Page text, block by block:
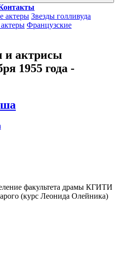
актеры Звезды голливуда
Французские
и актрисы
1955 года -
факультета драмы КГИТИ
(курс Леонида Олейника)